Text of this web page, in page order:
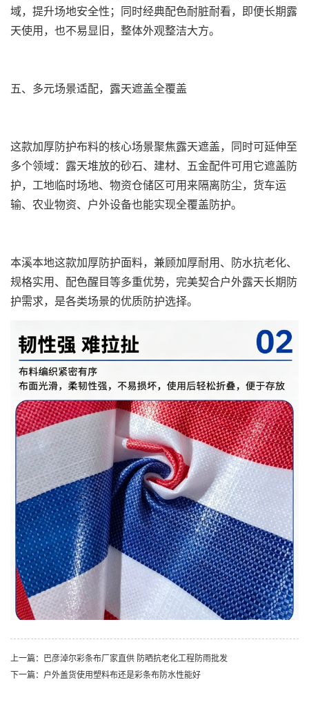
域，提升场地安全性；同时经典配色耐脏耐看，即便长期露
天使用，也不易显旧，整体外观整洁大方。
五、多元场景适配，露天遮盖全覆盖
这款加厚防护布料的核心场景聚焦露天遮盖，同时可延伸至
多个领域：露天堆放的砂石、建材、五金配件可用它遮盖防
护，工地临时场地、物资仓储区可用来隔离防尘，货车运
输、农业物资、户外设备也能实现全覆盖防护。
本溪本地这款加厚防护面料，兼顾加厚耐用、防水抗老化、
规格实用、配色醒目等多重优势，完美契合户外露天长期防
护需求，是各类场景的优质防护选择。
上一篇：​巴彦淖尔彩条布厂家直供 防晒抗老化工程防雨批发
下一篇：户外盖货使用塑料布还是彩条布防水性能好